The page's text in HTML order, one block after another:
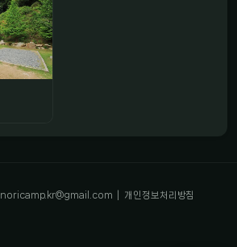
noricamp.kr@gmail.com 개인정보처리방침